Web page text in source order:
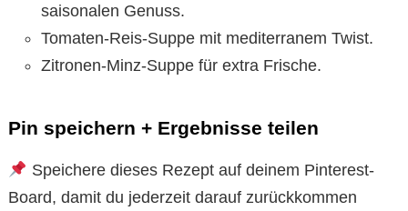
saisonalen Genuss.
Tomaten-Reis-Suppe mit mediterranem Twist.
Zitronen-Minz-Suppe für extra Frische.
Pin speichern + Ergebnisse teilen
Speichere dieses Rezept auf deinem Pinterest-
Board, damit du jederzeit darauf zurückkommen